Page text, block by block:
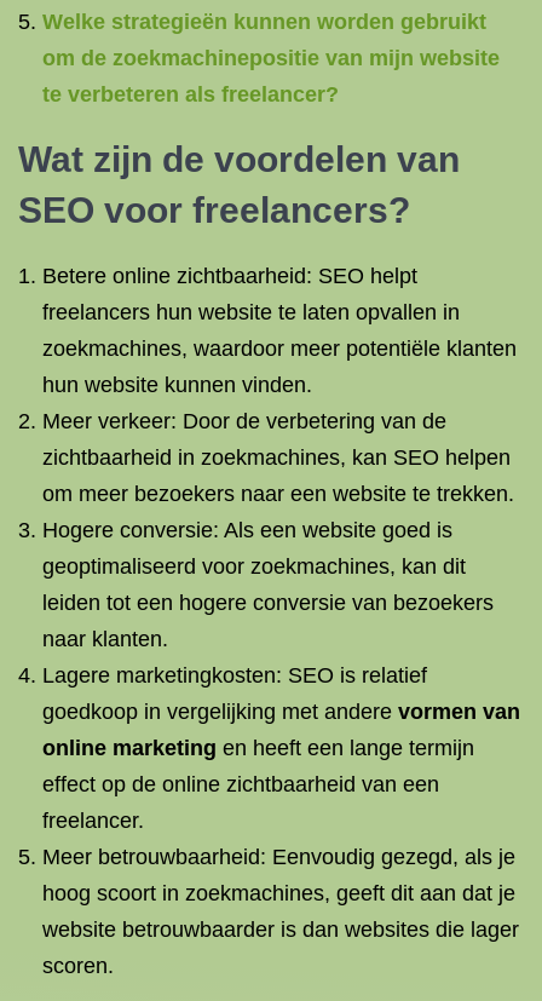
Welke strategieën kunnen worden gebruikt
om de zoekmachinepositie van mijn website
te verbeteren als freelancer?
Wat zijn de voordelen van
SEO voor freelancers?
Betere online zichtbaarheid: SEO helpt
freelancers hun website te laten opvallen in
zoekmachines, waardoor meer potentiële klanten
hun website kunnen vinden.
Meer verkeer: Door de verbetering van de
zichtbaarheid in zoekmachines, kan SEO helpen
om meer bezoekers naar een website te trekken.
Hogere conversie: Als een website goed is
geoptimaliseerd voor zoekmachines, kan dit
leiden tot een hogere conversie van bezoekers
naar klanten.
Lagere marketingkosten: SEO is relatief
goedkoop in vergelijking met andere vormen van
online marketing en heeft een lange termijn
effect op de online zichtbaarheid van een
freelancer.
Meer betrouwbaarheid: Eenvoudig gezegd, als je
hoog scoort in zoekmachines, geeft dit aan dat je
website betrouwbaarder is dan websites die lager
scoren.